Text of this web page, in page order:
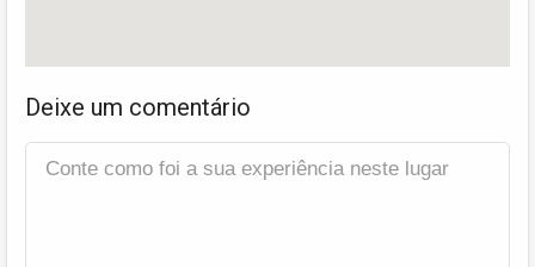
Deixe um comentário